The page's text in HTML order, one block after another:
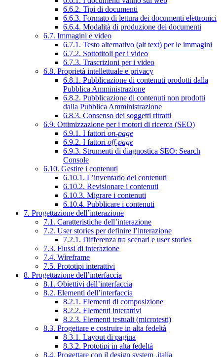
6.6.2. Tipi di documenti
6.6.3. Formato di lettura dei documenti elettronici
6.6.4. Modalità di produzione dei documenti
6.7. Immagini e video
6.7.1. Testo alternativo (alt text) per le immagini
6.7.2. Sottotitoli per i video
6.7.3. Trascrizioni per i video
6.8. Proprietà intellettuale e privacy
6.8.1. Pubblicazione di contenuti prodotti dalla
Pubblica Amministrazione
6.8.2. Pubblicazione di contenuti non prodotti
dalla Pubblica Amministrazione
6.8.3. Consenso dei soggetti ritratti
6.9. Ottimizzazione per i motori di ricerca (SEO)
6.9.1. I fattori on-page
6.9.2. I fattori off-page
6.9.3. Strumenti di diagnostica SEO: Search
Console
6.10. Gestire i contenuti
6.10.1. L’inventario dei contenuti
6.10.2. Revisionare i contenuti
6.10.3. Migrare i contenuti
6.10.4. Pubblicare i contenuti
7. Progettazione dell’interazione
7.1. Caratteristiche dell’interazione
7.2. User stories per definire l’interazione
7.2.1. Differenza tra scenari e user stories
7.3. Flussi di interazione
7.4. Wireframe
7.5. Prototipi interattivi
8. Progettazione dell’interfaccia
8.1. Obiettivi dell’interfaccia
8.2. Elementi dell’interfaccia
8.2.1. Elementi di composizione
8.2.2. Elementi interattivi
8.2.3. Elementi testuali (microtesti)
8.3. Progettare e costruire in alta fedeltà
8.3.1. Layout di pagina
8.3.2. Prototipi in alta fedeltà
8.4. Progettare con il design system .italia